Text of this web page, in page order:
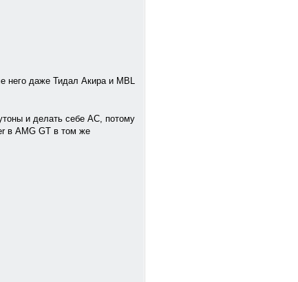
него даже Тидал Акира и MBL
и делать себе АС, потому
в AMG GT в том же